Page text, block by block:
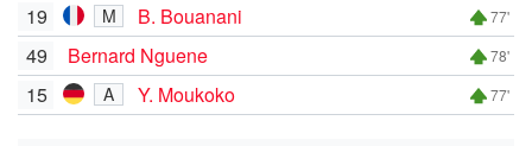
19
M B. Bouanani 77'
49 Bernard Nguene 78'
15 A Y. Moukoko 77'